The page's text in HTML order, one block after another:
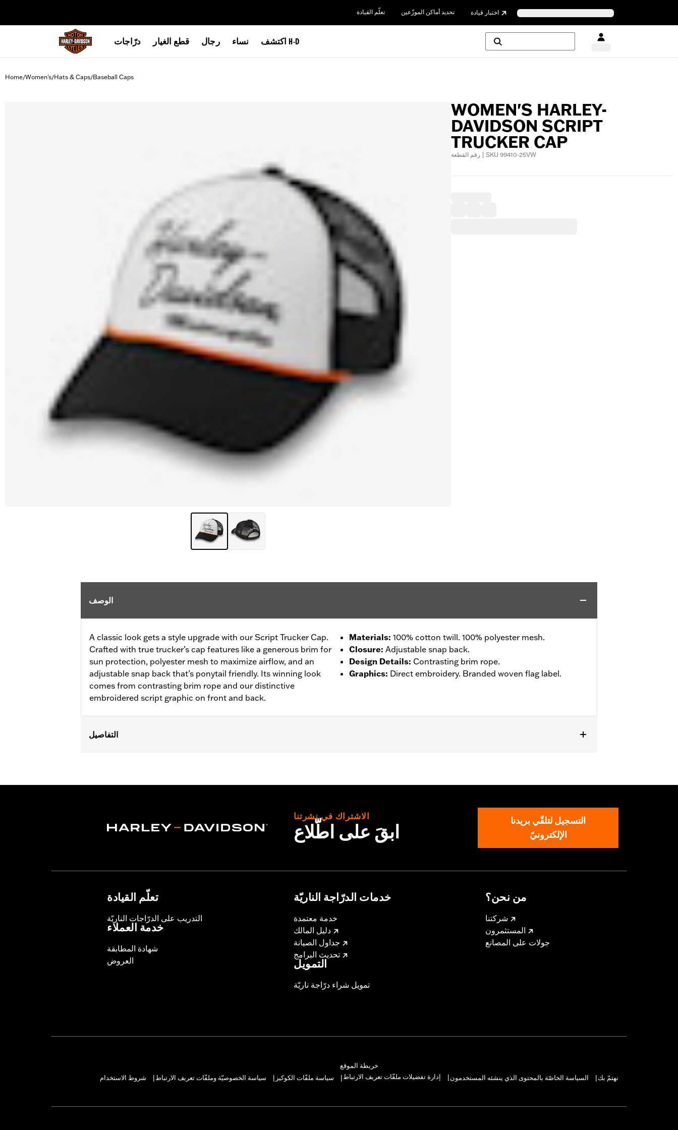
تعلّم القيادة تحديد أماكن الموزّعين اختبار قيادة
درّاجات قطع الغيار رجال نساء اكتشف H-D
Home/Women's/Hats & Caps/Baseball Caps
WOMEN'S HARLEY-
DAVIDSON SCRIPT
TRUCKER CAP
رقم القطعة | SKU 99410-25VW
الوصف
A classic look gets a style upgrade with our Script Trucker Cap.
Crafted with true trucker’s cap features like a generous brim for
sun protection, polyester mesh to maximize airflow, and an
adjustable snap back that’s ponytail friendly. Its winning look
comes from contrasting brim rope and our distinctive
embroidered script graphic on front and back.
Materials: 100% cotton twill. 100% polyester mesh.
Closure: Adjustable snap back.
Design Details: Contrasting brim rope.
Graphics: Direct embroidery. Branded woven flag label.
التفاصيل
Origin:Imported
الاشتراك في نشرتنا
ابقَ على اطّلاع
التسجيل لتلقّي بريدنا
الإلكترونيّ
تعلّم القيادة
التدريب على الدرّاجات الناريّة
خدمة العملاء
شهادة المطابقة
العروض
خدمات الدرّاجة الناريّة
خدمة معتمدة
دليل المالك
جداول الصيانة
تحديث البرامج
التمويل
تمويل شراء درّاجة ناريّة
من نحن؟
شركتنا
المستثمرون
جولات على المصانع
خريطة الموقع
شروط الاستخدام
سياسة الخصوصيّة وملفّات تعريف الارتباط سياسة ملفّات الكوكيز إدارة تفضيلات ملفّات تعريف الارتباط السياسة الخاصّة بالمحتوى الذي ينشئه المستخدمون نهتمّ بك